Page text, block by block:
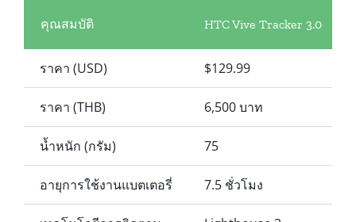
คุณสมบัติ HTC Vive Tracker 3.0
ราคา (USD) $129.99
ราคา (THB) 6,500 บาท
น้ำหนัก (กรัม) 75
อายุการใช้งานแบตเตอรี่ 7.5 ชั่วโมง